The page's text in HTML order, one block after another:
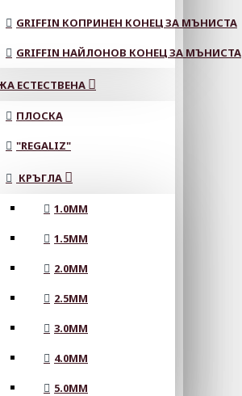
GRIFFIN КОПРИНЕН КОНЕЦ ЗА МЪНИСТА
GRIFFIN НАЙЛОНОВ КОНЕЦ ЗА МЪНИСТА
ЕСТЕСТВЕНА
ПЛОСКА
"REGALIZ"
КРЪГЛА
1.0MM
1.5MM
2.0MM
2.5MM
3.0MM
4.0MM
5.0MM